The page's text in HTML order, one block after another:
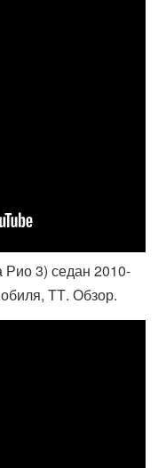
3) седан 2010-
ТТ. Обзор.